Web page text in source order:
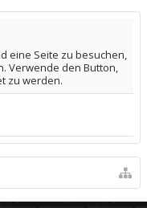
eine Seite zu besuchen,
Verwende den Button,
zu werden.